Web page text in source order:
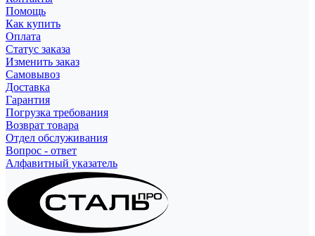
Помощь
Как купить
Оплата
Статус заказа
Изменить заказ
Самовывоз
Доставка
Гарантия
Погрузка требования
Возврат товара
Отдел обслуживания
Вопрос - ответ
Алфавитный указатель